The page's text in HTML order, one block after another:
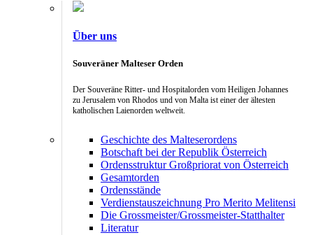
Über uns
Souveräner Malteser Orden
Der Souveräne Ritter- und Hospitalorden vom Heiligen Johannes
zu Jerusalem von Rhodos und von Malta ist einer der ältesten
katholischen Laienorden weltweit.
Geschichte des Malteserordens
Botschaft bei der Republik Österreich
Ordensstruktur Großpriorat von Österreich
Gesamtorden
Ordensstände
Verdienstauszeichnung Pro Merito Melitensi
Die Grossmeister/Grossmeister-Statthalter
Literatur